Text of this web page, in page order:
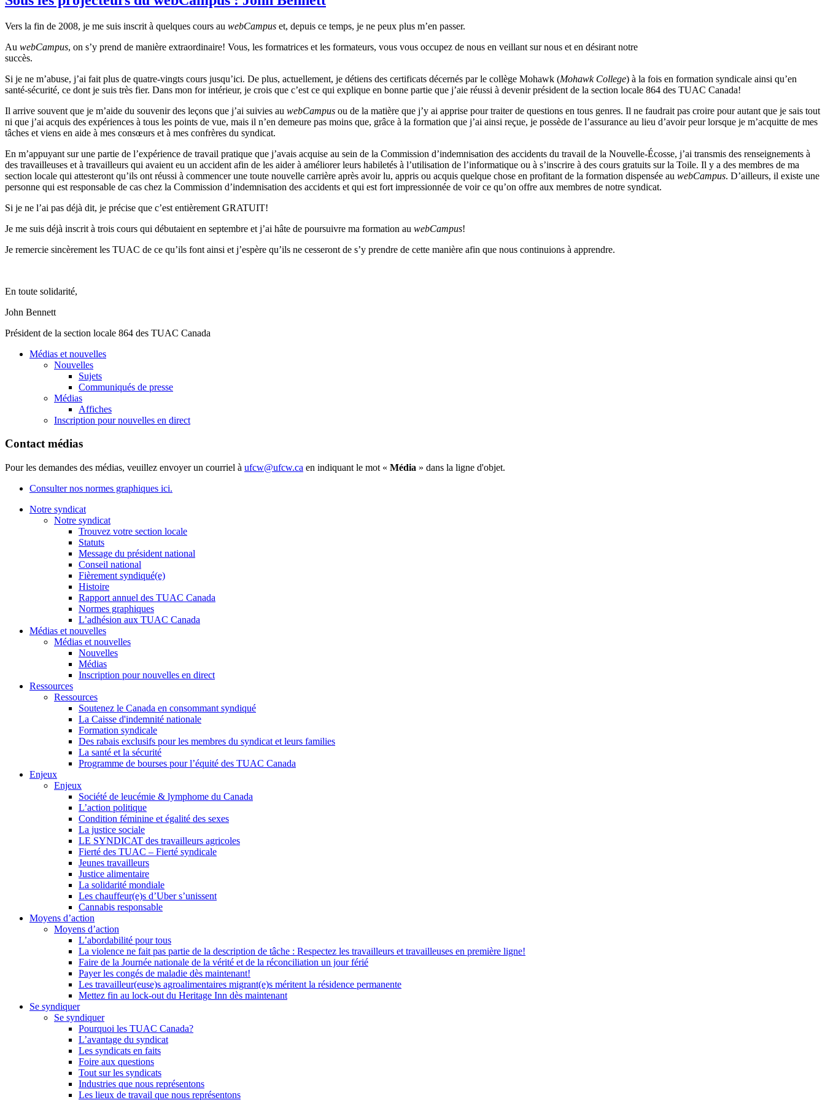
Vers la fin de 2008, je me suis inscrit à quelques cours au webCampus et, depuis ce temps, je ne peux plus m’en passer.
Au webCampus, on s’y prend de manière extraordinaire! Vous, les formatrices et les formateurs, vous vous occupez de nous en veillant sur nous et en désirant notre
succès.
Si je ne m’abuse, j’ai fait plus de quatre-vingts cours jusqu’ici. De plus, actuellement, je détiens des certificats décernés par le collège Mohawk (Mohawk College) à la fois en formation syndicale ainsi qu’en
santé-sécurité, ce dont je suis très fier. Dans mon forintérieur, je crois que c’est ce qui explique en bonne partie que j’aie réussi à devenir président de la section locale 864 des TUAC Canada!
Il arrive souvent que je m’aide du souvenir des leçons que j’ai suivies au webCampus ou de la matière que j’y ai apprise pourtraiterde questions en tous genres. Il ne faudrait pas croire pourautant que je sais tout
ni que j’ai acquis des expériences à tous les points de vue, mais il n’en demeure pas moins que, grâce à la formation que j’ai ainsi reçue, je possède de l’assurance au lieu d’avoir peur lorsque je m’acquitte de mes
tâches et viens en aide à mes consœurs et à mes confrères du syndicat.
En m’appuyant sur une partie de l’expérience de travail pratique que j’avais acquise au sein de la Commission d’indemnisation des accidents du travail de la Nouvelle-Écosse, j’ai transmis des renseignements à
des travailleuses et à travailleurs qui avaient eu un accident afin de les aider à améliorer leurs habiletés à l’utilisation de l’informatique ou à s’inscrire à des cours gratuits surla Toile. Il y a des membres de ma
section locale qui attesteront qu’ils ont réussi à commencer une toute nouvelle carrière après avoir lu, appris ou acquis quelque chose en profitant de la formation dispensée au webCampus. D’ailleurs, il existe une
personne qui est responsable de cas chez la Commission d’indemnisation des accidents et qui est fort impressionnée de voir ce qu’on offre aux membres de notre syndicat.
Si je ne l’ai pas déjà dit, je précise que c’est entièrement GRATUIT!
Je me suis déjà inscrit à trois cours qui débutaient en septembre et j’ai hâte de poursuivre ma formation au webCampus!
Je remercie sincèrement les TUAC de ce qu’ils font ainsi et j’espère qu’ils ne cesseront de s’y prendre de cette manière afin que nous continuions à apprendre.
En toute solidarité,
John Bennett
Président de la section locale 864 des TUAC Canada
Médias et nouvelles
Nouvelles
Sujets
Communiqués de presse
Médias
Affiches
Inscription pour nouvelles en direct
Contact médias
Pour les demandes des médias, veuillez envoyer un courriel à ufcw@ufcw.ca en indiquant le mot « Média » dans la ligne d'objet.
Consulter nos normes graphiques ici.
Notre syndicat
Notre syndicat
Trouvez votre section locale
Statuts
Message du président national
Conseil national
Fièrement syndiqué(e)
Histoire
Rapport annuel des TUAC Canada
Normes graphiques
L’adhésion aux TUAC Canada
Médias et nouvelles
Médias et nouvelles
Nouvelles
Médias
Inscription pour nouvelles en direct
Ressources
Ressources
Soutenez le Canada en consommant syndiqué
La Caisse d'indemnité nationale
Formation syndicale
Des rabais exclusifs pour les membres du syndicat et leurs families
La santé et la sécurité
Programme de bourses pour l’équité des TUAC Canada
Enjeux
Enjeux
Société de leucémie & lymphome du Canada
L’action politique
Condition féminine et égalité des sexes
La justice sociale
LE SYNDICAT des travailleurs agricoles
Fierté des TUAC – Fierté syndicale
Jeunes travailleurs
Justice alimentaire
La solidarité mondiale
Les chauffeur(e)s d’Uber s’unissent
Cannabis responsable
Moyens d’action
Moyens d’action
L’abordabilité pour tous
La violence ne fait pas partie de la description de tâche : Respectez les travailleurs et travailleuses en première ligne!
Faire de la Journée nationale de la vérité et de la réconciliation un jour férié
Payer les congés de maladie dès maintenant!
Les travailleur(euse)s agroalimentaires migrant(e)s méritent la résidence permanente
Mettez fin au lock-out du Heritage Inn dès maintenant
Se syndiquer
Se syndiquer
Pourquoi les TUAC Canada?
L’avantage du syndicat
Les syndicats en faits
Foire aux questions
Tout sur les syndicats
Industries que nous représentons
Les lieux de travail que nous représentons